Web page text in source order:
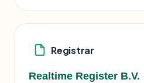
Registrar
Realtime Register B.V.